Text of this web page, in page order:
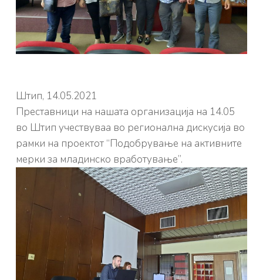
Штип, 14.05.2021
Преставници на нашата организација на 14.05
во Штип учествуваа во регионална дискусија во
рамки на проектот “Подобрување на активните
мерки за младинско вработување”.